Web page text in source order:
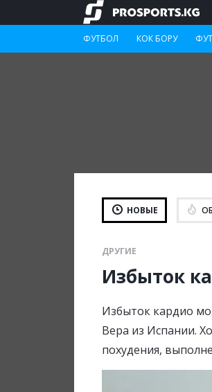
ФУТБОЛ КОК БОРУ
НОВЫЕ
ДРУГИЕ
Избыток
Избыток кардио
Вера из Испании.
похудения,